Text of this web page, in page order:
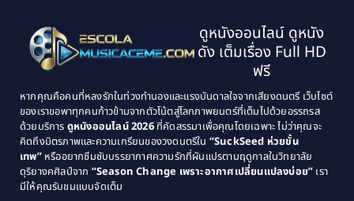
(134)
Classic หนังคลาสสิก(21)
Classic หนังคลาสสิก(25)
Comedy ตลก(46)
Comedy ตลก(515)
1995
1994
1993
1992
1989
1988
1987
1986
1985
1984
1983
1982
ดูหนังออนไลน์ ดูหนัง
ดัง เต็มเรื่อง Full HD
ฟรี
หากคุณคือคนที่หลงรักในท่วงทำนองและแรงบันดาลใจจากเสียงดนตรี เว็บไซต์
ของเราขอพาทุกคนก้าวข้ามจากตัวโน้ตสู่โลกภาพยนตร์ที่เต็มไปด้วยอรรถรส
ด้วยบริการ ดูหนังออนไลน์ 2026ที่คัดสรรมาเพื่อคุณโดยเฉพาะ ไม่ว่าคุณจะ
คิดถึงมิตรภาพและความเกรียนของวงดนตรีใน “SuckSeed ห่วยขั้น
เทพ”หรืออยากซึมซับบรรยากาศความรักที่ผันแปรตามฤดูกาลในวิทยาลัย
ดุริยางคศิลป์จาก “Season Change เพราะอากาศเปลี่ยนแปลงบ่อย” เรา
มีให้คุณรับชมแบบจัดเต็ม